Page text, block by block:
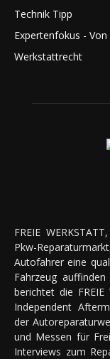
Technik Tipp
Expertenfokus -
Werkstattrecht
FREIE
Pkw-
Autofahrer eine
Fahrzeug
berichtet die FREIE
Independent
der
und Messen für
Interviews zum